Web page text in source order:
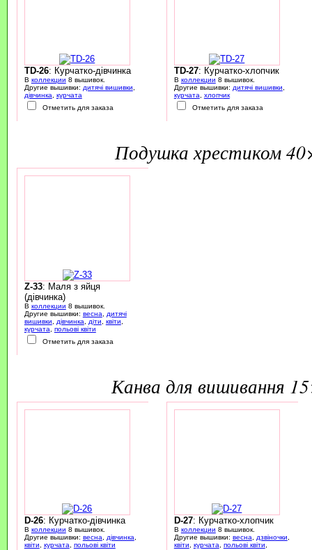
TD-26: Курчатко-дівчинка
В коллекции 8 вышивок.
Другие вышивки: дитячі вишивки,
дівчинка, курчата
Отметить для заказа
TD-27: Курчатко-хлопчик
В коллекции 8 вышивок.
Другие вышивки: дитячі вишивки,
курчата, хлопчик
Отметить для заказа
подушка хрестиком
Z-33: Маля з яйця
(дівчинка)
В коллекции 8 вышивок.
Другие вышивки: весна
дитячі
вишивки
дівчинка діти квіти
курчата
польові квіти
Отметить для заказа
канва для вишивання
D-26: Курчатко-дівчинка
В коллекции 8 вышивок.
Другие вышивки: весна дівчинка
квіти
курчата
польові квіти
D-27: Курчатко-хлопчик
В коллекции 8 вышивок.
Другие вышивки: весна дзвіночки
квіти
курчата польові квіти